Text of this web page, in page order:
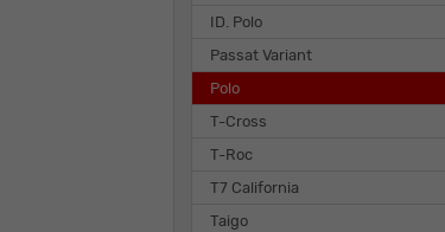
ID. Polo
Passat Variant
Polo
T-Cross
T-Roc
T7 California
Taigo